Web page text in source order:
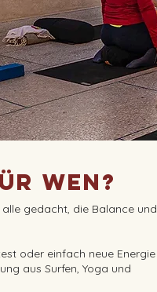
Wen?
gedacht, die Balance und
oder einfach neue Energie
aus Surfen, Yoga und